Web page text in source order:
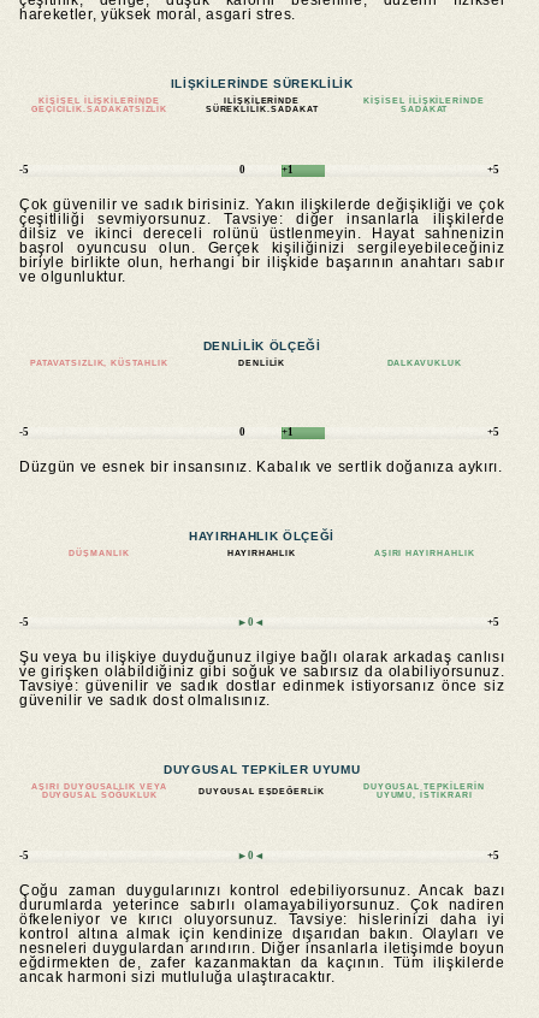
hareketler, yüksek moral, asgari stres.
ILIŞKILERINDE SÜREKLILIK
KIŞISEL ILIŞKILERINDE
GEÇICILIK.SADAKATSIZLIK
ILIŞKILERINDE
SÜREKLILIK.SADAKAT
KIŞISEL ILIŞKILERINDE
SADAKAT
-5 0 +1 +5
Çok güvenilir ve sadık birisiniz. Yakın ilişkilerde değişikliği ve çok
çeşitliliği sevmiyorsunuz. Tavsiye: diğer insanlarla ilişkilerde
dilsiz ve ikinci dereceli rolünü üstlenmeyin. Hayat sahnenizin
başrol oyuncusu olun. Gerçek kişiliğinizi sergileyebileceğiniz
biriyle birlikte olun, herhangi bir ilişkide başarının anahtarı sabır
ve olgunluktur.
DENLILIK ÖLÇEĞI
PATAVATSIZLIK, KÜSTAHLIK DENLILIK DALKAVUKLUK
-5 0 +1 +5
Düzgün ve esnek bir insansınız. Kabalık ve sertlik doğanıza aykırı.
HAYIRHAHLIK ÖLÇEĞI
DÜŞMANLIK HAYIRHAHLIK AŞIRI HAYIRHAHLIK
-5 ►0◄ +5
Şu veya bu ilişkiye duyduğunuz ilgiye bağlı olarak arkadaş canlısı
ve girişken olabildiğiniz gibi soğuk ve sabırsız da olabiliyorsunuz.
Tavsiye: güvenilir ve sadık dostlar edinmek istiyorsanız önce siz
güvenilir ve sadık dost olmalısınız.
DUYGUSAL TEPKILER UYUMU
AŞIRI DUYGUSALLIK VEYA
DUYGUSAL SOĞUKLUK
DUYGUSAL EŞDEĞERLIK
DUYGUSAL TEPKILERIN
UYUMU, ISTIKRARI
-5 ►0◄ +5
Çoğu zaman duygularınızı kontrol edebiliyorsunuz. Ancak bazı
durumlarda yeterince sabırlı olamayabiliyorsunuz. Çok nadiren
öfkeleniyor ve kırıcı oluyorsunuz. Tavsiye: hislerinizi daha iyi
kontrol altına almak için kendinize dışarıdan bakın. Olayları ve
nesneleri duygulardan arındırın. Diğer insanlarla iletişimde boyun
eğdirmekten de, zafer kazanmaktan da kaçının. Tüm ilişkilerde
ancak harmoni sizi mutluluğa ulaştıracaktır.